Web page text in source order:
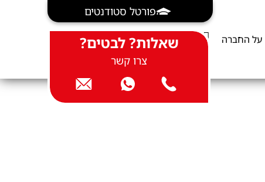
על החברה
פורטל סטודנטים
שאלות? לבטים?
צרו קשר